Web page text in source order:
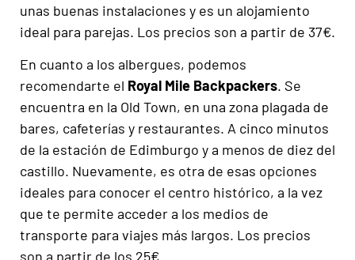
unas buenas instalaciones y es un alojamiento
ideal para parejas. Los precios son a partir de 37€.
En cuanto a los albergues, podemos
recomendarte el Royal Mile Backpackers. Se
encuentra en la Old Town, en una zona plagada de
bares, cafeterías y restaurantes. A cinco minutos
de la estación de Edimburgo y a menos de diez del
castillo. Nuevamente, es otra de esas opciones
ideales para conocer el centro histórico, a la vez
que te permite acceder a los medios de
transporte para viajes más largos. Los precios
son a partir de los 25€.